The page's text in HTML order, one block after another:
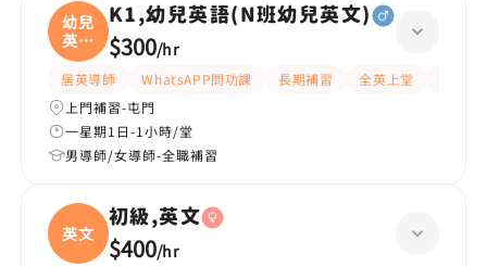
幼兒
英語
(
K1,幼兒英語(N班幼兒英文)
$300/hr
居英導師 WhatsAPP問功課 長期補習 全英上堂
上門補習-屯門
一星期1日-1小時/堂
男導師/女導師-全職補習
英文
初級,英文
$400/hr